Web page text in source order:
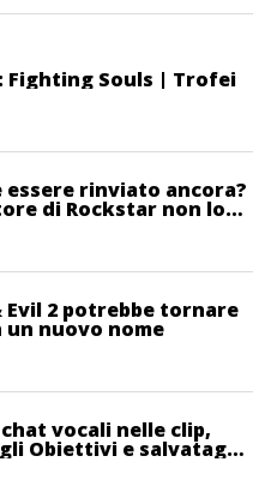
Fighting Souls | Trofei
essere rinviato ancora?
di Rockstar non lo
Evil 2 potrebbe tornare
un nuovo nome
vocali nelle clip,
Obiettivi e salvataggi